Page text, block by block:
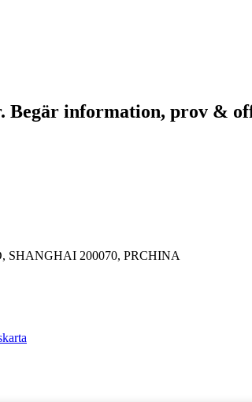
information, prov &
SHANGHAI 200070, PRCHINA